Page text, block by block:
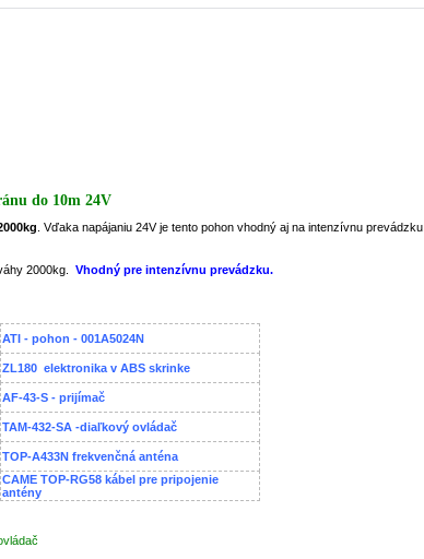
do 10m 24V
. Vďaka napájaniu 24V je tento pohon vhodný aj na intenzívnu prevádzku.
2000kg. Vhodný pre intenzívnu prevádzku.
ATI - pohon - 001A5024N
ZL180 elektronika v ABS skrinke
AF-43-S - prijímač
TAM-432-SA -diaľkový ovládač
TOP-A433N frekvenčná anténa
CAME TOP-RG58 kábel pre pripojenie
antény